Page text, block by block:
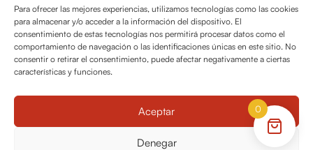
Para ofrecer las mejores experiencias, utilizamos tecnologías como las cookies
para almacenar y/o acceder a la información del dispositivo. El
consentimiento de estas tecnologías nos permitirá procesar datos como el
comportamiento de navegación o las identificaciones únicas en este sitio. No
consentir o retirar el consentimiento, puede afectar negativamente a ciertas
características y funciones.
Aceptar
Denegar
Política de cookies
Política dedevoluciones y cancelaciones
0